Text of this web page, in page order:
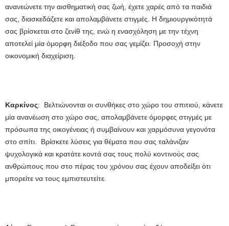
ανανεώνετε την αισθηματική σας ζωή, έχετε χαρές από τα παιδιά
σας, διασκεδάζετε και απολαμβάνετε στιγμές. Η δημιουργικότητά
σας βρίσκεται στο ζενίθ της, ενώ η ενασχόληση με την τέχνη
αποτελεί μία όμορφη διέξοδο που σας γεμίζει. Προσοχή στην
οικονομική διαχείριση.
Καρκίνος: Βελτιώνονται οι συνθήκες στο χώρο του σπιτιού, κάνετε
μία ανανέωση στο χώρο σας, απολαμβάνετε όμορφες στιγμές με
πρόσωπα της οικογένειας ή συμβαίνουν και χαρμόσυνα γεγονότα
στο σπίτι. Βρίσκετε λύσεις για θέματα που σας ταλάνιζαν
ψυχολογικά και κρατάτε κοντά σας τους πολύ κοντινούς σας
ανθρώπους που στο πέρας του χρόνου σας έχουν αποδείξει ότι
μπορείτε να τους εμπιστευτείτε.